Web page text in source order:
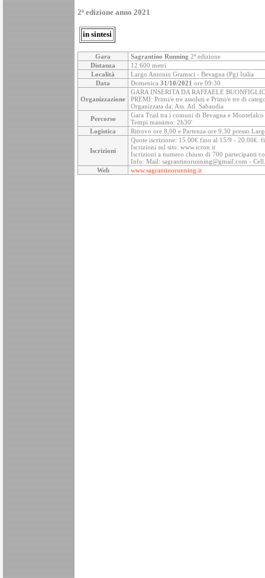
2ª edizione anno 2021
in sintesi
Gara Sagrantino Running 2ª edizione
Distanza
12.600 metri
Località
Largo Antonio Gramsci - Bevagna (Pg) Italia
Data
Domenica 31/10/2021 ore 09:30
Organizzazione
GARA INSERITA DA RAFFAELE
PREMI: Primi/e tre assoluti e Primi/e tre di
Organizzata da: Ass. Atl. Sabaudia
Percorso
Gara Trail tra i comuni di Bevagna e Montefalco
Tempi massimo: 2h30'
Logistica
Ritrovo ore 8,00 e Partenza ore 9.30 presso
Iscrizioni
Quote iscrizione: 15.00€ fino al 15/9 - 20.00€.
Iscrizioni sul sito: www.icron.it
Iscrizioni a numero chiuso di 700 partecipanti
Info: Mail: sagrantinorunning@gmail.com -
Web
www.sagrantinorunning.it